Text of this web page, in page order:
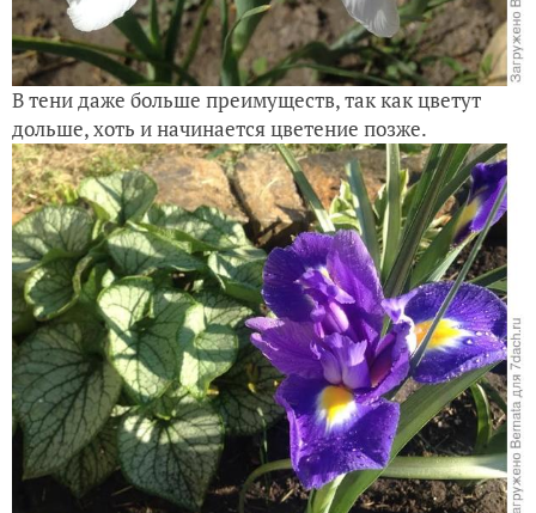
В тени даже больше преимуществ, так как цветут
дольше, хоть и начинается цветение позже.